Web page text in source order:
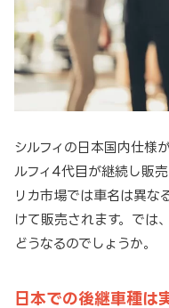
シルフィの日本国内仕様
ルフィ4代目が継続し販
リカ市場では車名は異な
けて販売されます。では
どうなるのでしょうか。
日本での後継車種は